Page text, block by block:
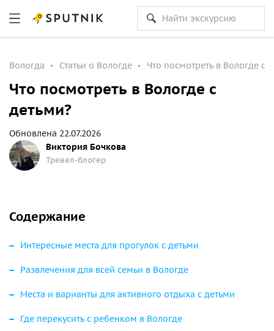
Вологда Статьи о Вологде Что посмотреть в Вологде с
Что посмотреть в Вологде с
детьми?
Виктория Бочкова
Тревел-блогер
Обновлена 22.07.2026
Содержание
Интересные места для прогулок с детьми
Развлечения для всей семьи в Вологде
Места и варианты для активного отдыха с детьми
Где перекусить с ребенком в Вологде